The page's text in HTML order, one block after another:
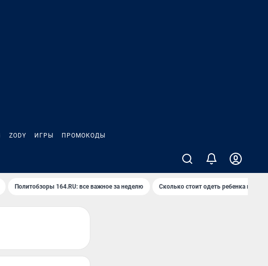
ZODY ИГРЫ ПРОМОКОДЫ
Политобзоры 164.RU: все важное за неделю Сколько стоит одеть ребенка на